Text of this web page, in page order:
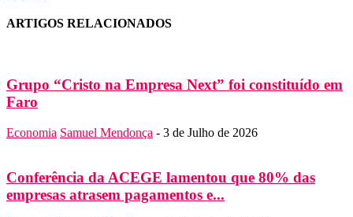
ARTIGOS RELACIONADOS
Grupo “Cristo na Empresa Next” foi constituído em
Faro
Economia Samuel Mendonça - 3 de Julho de 2026
Conferência da ACEGE lamentou que 80% das
empresas atrasem pagamentos e...